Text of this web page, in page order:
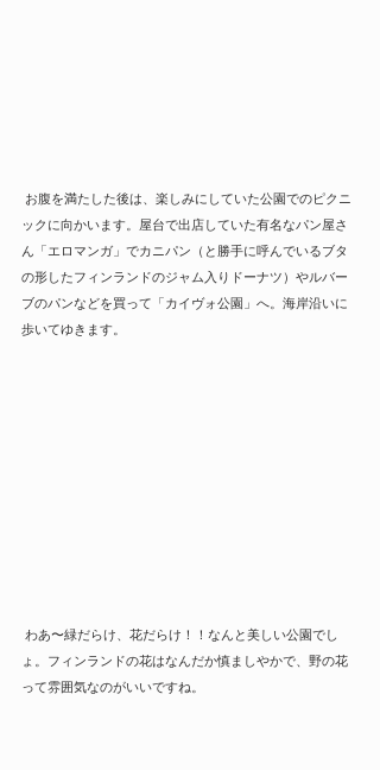
ックに向かいます。屋台で出店していた有名なパン屋さ
ん「エロマンガ」でカニパン（と勝手に呼んでいるブタ
の形したフィンランドのジャム入りドーナツ）やルバー
ブのパンなどを買って「カイヴォ公園」へ。海岸沿いに
歩いてゆきます。
ょ。フィンランドの花はなんだか慎ましやかで、野の花
って雰囲気なのがいいですね。